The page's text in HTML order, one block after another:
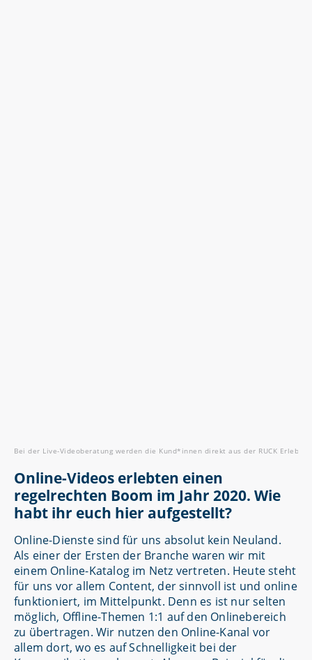
Bei der Live-Videoberatung werden die Kund*innen direkt aus der RUCK
Online-Videos erlebten einen
regelrechten Boom im Jahr 2020. Wie
habt ihr euch hier aufgestellt?
Online-Dienste sind für uns absolut kein Neuland.
Als einer der Ersten der Branche waren wir mit
einem Online-Katalog im Netz vertreten. Heute steht
für uns vor allem Content, der sinnvoll ist und online
funktioniert, im Mittelpunkt. Denn es ist nur selten
möglich, Offline-Themen 1:1 auf den Onlinebereich
zu übertragen. Wir nutzen den Online-Kanal vor
allem dort, wo es auf Schnelligkeit bei der